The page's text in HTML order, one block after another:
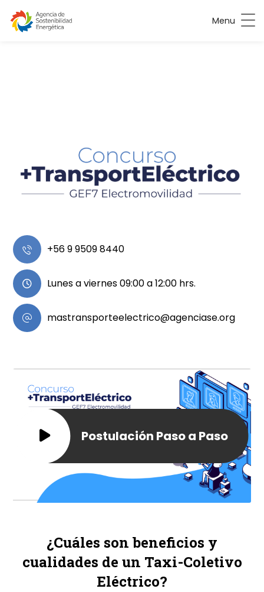
Menu
+56 9 9509 8440
Lunes a viernes 09:00 a 12:00 hrs.
mastransporteelectrico@agenciase.org
Postulación Paso a Paso
¿Cuáles son beneficios y
cualidades de un Taxi-Coletivo
Eléctrico?